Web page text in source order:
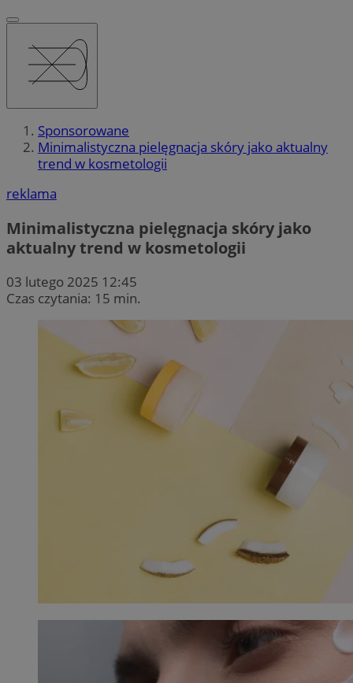
Sponsorowane
Minimalistyczna pielęgnacja skóry jako aktualny
trend w kosmetologii
reklama
Minimalistyczna pielęgnacja skóry jako
aktualny trend w kosmetologii
03 lutego 2025 12:45
Czas czytania: 15 min.